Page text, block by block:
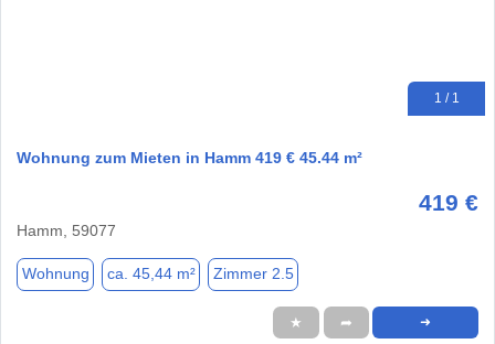
1 / 1
Wohnung zum Mieten in Hamm 419 € 45.44 m²
419 €
Hamm, 59077
Wohnung ca. 45,44 m² Zimmer 2.5
★ ➦ ➜